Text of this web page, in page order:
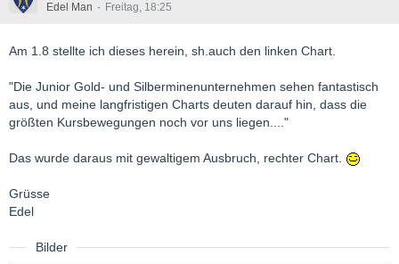
Edel Man Freitag, 18:25
Am 1.8 stellte ich dieses herein, sh.auch den linken Chart.
"Die Junior Gold- und Silberminenunternehmen sehen fantastisch
aus, und meine langfristigen Charts deuten darauf hin, dass die
größten Kursbewegungen noch vor uns liegen...."
Das wurde daraus mit gewaltigem Ausbruch, rechter Chart.
Grüsse
Edel
Bilder